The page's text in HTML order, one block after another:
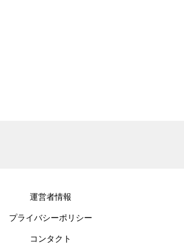
運営者情報
プライバシーポリシー
コンタクト